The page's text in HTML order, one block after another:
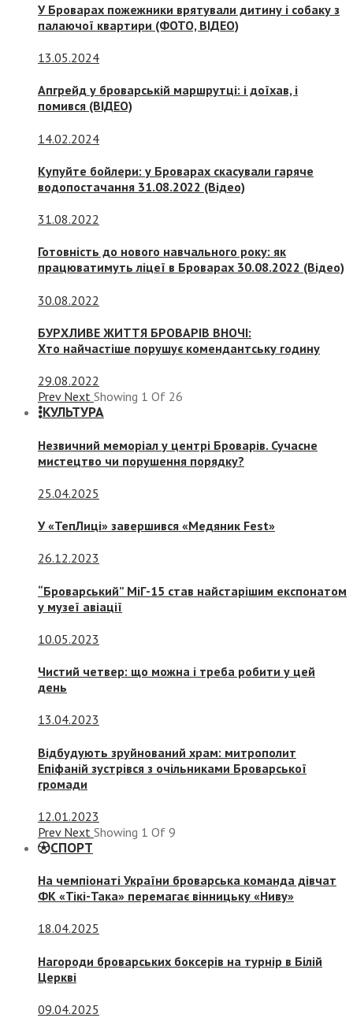
У Броварах пожежники врятували дитину і собаку з
палаючої квартири (ФОТО, ВІДЕО)
13.05.2024
Апгрейд у броварській маршрутці: і доїхав, і
помився (ВІДЕО)
14.02.2024
Купуйте бойлери: у Броварах скасували гаряче
водопостачання 31.08.2022 (Відео)
31.08.2022
Готовність до нового навчального року: як
працюватимуть ліцеї в Броварах 30.08.2022 (Відео)
30.08.2022
БУРХЛИВЕ ЖИТТЯ БРОВАРІВ ВНОЧІ:
Хто найчастіше порушує комендантську годину
29.08.2022
Prev Next Showing 1 Of 26
КУЛЬТУРА
Незвичний меморіал у центрі Броварів. Сучасне
мистецтво чи порушення порядку?
25.04.2025
У «ТепЛиці» завершився «Медяник Fest»
26.12.2023
“Броварський” МіГ-15 став найстарішим експонатом
у музеї авіації
10.05.2023
Чистий четвер: що можна і треба робити у цей
день
13.04.2023
Відбудують зруйнований храм: митрополит
Епіфаній зустрівся з очільниками Броварської
громади
12.01.2023
Prev Next Showing 1 Of 9
СПОРТ
На чемпіонаті України броварська команда дівчат
ФК «Тікі-Така» перемагає вінницьку «Ниву»
18.04.2025
Нагороди броварських боксерів на турнір в Білій
Церкві
09.04.2025